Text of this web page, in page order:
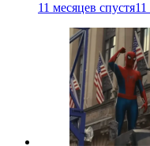
11 месяцев спустя